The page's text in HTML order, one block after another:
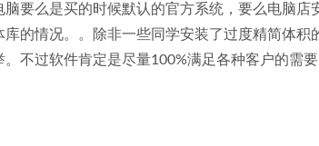
要么是买的时候默认的官方系统，要么电脑
的情况。。除非一些同学安装了过度精简体
不过软件肯定是尽量100%满足各种客户的需